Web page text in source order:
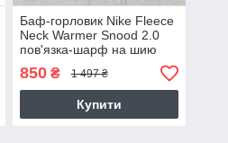
Баф-горловик Nike Fleece
Neck Warmer Snood 2.0
пов'язка-шарф на шию
850₴ 1 497 ₴
Купити